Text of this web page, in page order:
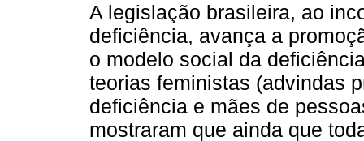
A legislação brasileira, ao
deficiência, avança a
o modelo social da
teorias feministas (advindas
deficiência e mães de
mostraram que ainda que